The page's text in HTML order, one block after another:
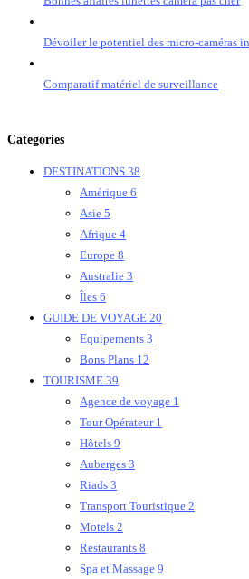
Dévoiler le potentiel des micro-caméras
Comparatif matériel de surveillance
Categories
DESTINATIONS 38
Amérique 6
Asie 5
Afrique 4
Europe 8
Australie 3
Îles 6
GUIDE DE VOYAGE 20
Equipements 3
Bons Plans 12
TOURISME 39
Agence de voyage 1
Tour Opérateur 1
Hôtels 9
Auberges 3
Riads 3
Transport Touristique 2
Motels 2
Restaurants 8
Spa et Massage 9